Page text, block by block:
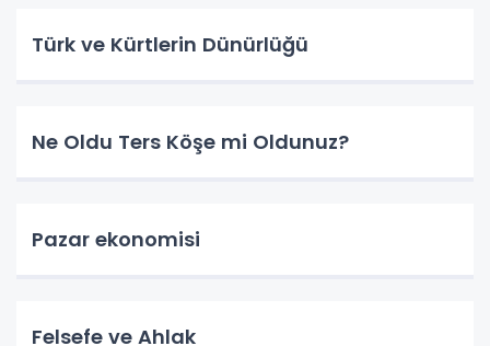
Türk ve Kürtlerin Dünürlüğü
Ne Oldu Ters Köşe mi Oldunuz?
Pazar ekonomisi
Felsefe ve Ahlak